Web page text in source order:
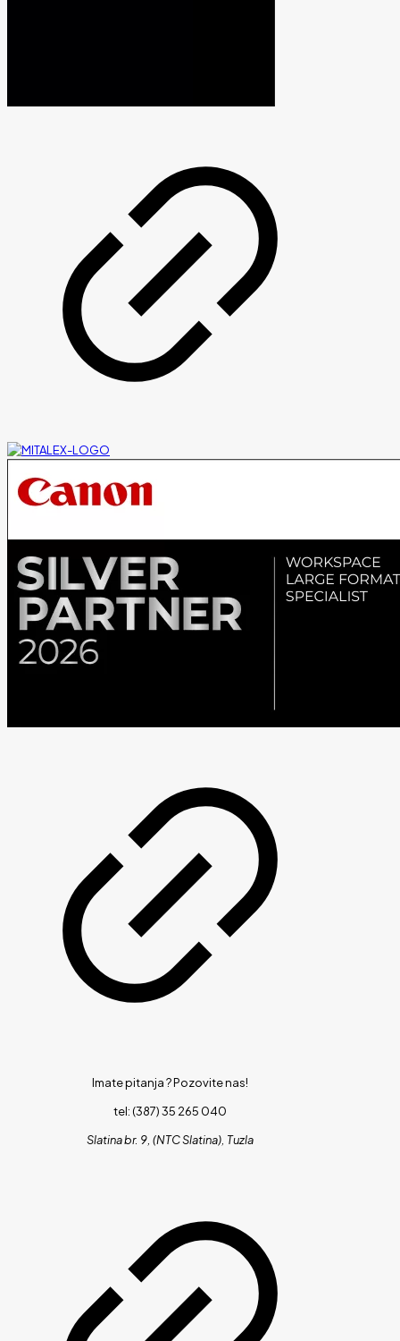
Imate pitanja ?Pozovite nas!
tel: (387) 35 265 040
Slatina br. 9, (NTC Slatina), Tuzla